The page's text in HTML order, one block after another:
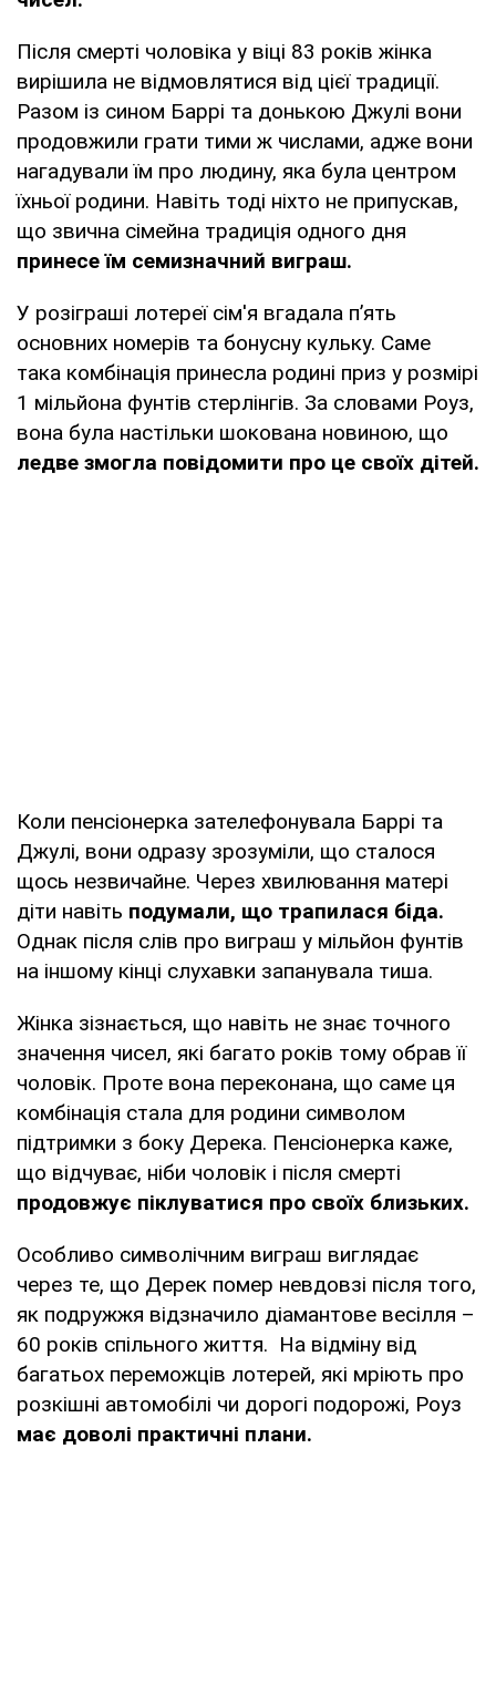
Після смерті чоловіка у віці 83 років жінка
вирішила не відмовлятися від цієї традиції.
Разом із сином Баррі та донькою Джулі вони
продовжили грати тими ж числами, адже вони
нагадували їм про людину, яка була центром
їхньої родини. Навіть тоді ніхто не припускав,
що звична сімейна традиція одного дня
принесе їм семизначний виграш.
У розіграші лотереї сім'я вгадала п’ять
основних номерів та бонусну кульку. Саме
така комбінація принесла родині приз у розмірі
1 мільйона фунтів стерлінгів. За словами Роуз,
вона була настільки шокована новиною, що
ледве змогла повідомити про це своїх дітей.
Коли пенсіонерка зателефонувала Баррі та
Джулі, вони одразу зрозуміли, що сталося
щось незвичайне. Через хвилювання матері
діти навіть подумали, що трапилася біда.
Однак після слів про виграш у мільйон фунтів
на іншому кінці слухавки запанувала тиша.
Жінка зізнається, що навіть не знає точного
значення чисел, які багато років тому обрав її
чоловік. Проте вона переконана, що саме ця
комбінація стала для родини символом
підтримки з боку Дерека. Пенсіонерка каже,
що відчуває, ніби чоловік і після смерті
продовжує піклуватися про своїх близьких.
Особливо символічним виграш виглядає
через те, що Дерек помер невдовзі після того,
як подружжя відзначило діамантове весілля –
60 років спільного життя. На відміну від
багатьох переможців лотерей, які мріють про
розкішні автомобілі чи дорогі подорожі, Роуз
має доволі практичні плани.